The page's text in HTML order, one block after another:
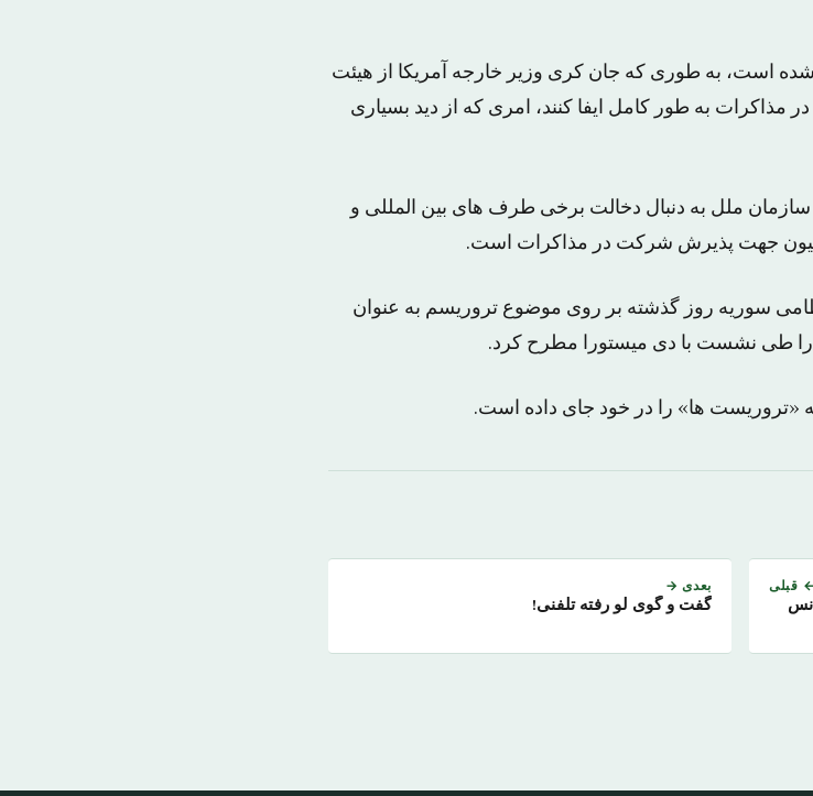
شده است، به طوری که جان کری وزیر خارجه آمریکا از هیئت
به طور کامل ایفا کنند، امری که از دید بسیاری
سازمان ملل به دنبال دخالت برخی طرف های بین المللی و
جهت پذیرش شرکت در مذاکرات است.
سوریه روز گذشته بر روی موضوع تروریسم به عنوان
را طی نشست با دی میستورا مطرح کرد.
«تروریست ها» را در خود جای داده است.
← قبلی بعدی →
گفت و گوی لو رفته تلفنی!